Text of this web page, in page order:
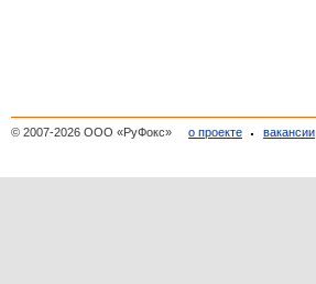
© 2007-2026 ООО «РуФокс» о проекте вакансии